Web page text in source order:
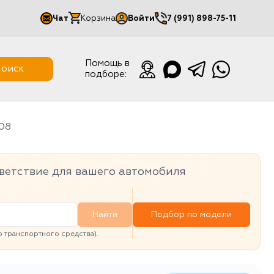
Чат Корзина Войти
Мой кабинет
7 (991) 898-75-11
Помощь в
подборе:
для вашего автомобиля
Найти
средства).
Подбор по модели